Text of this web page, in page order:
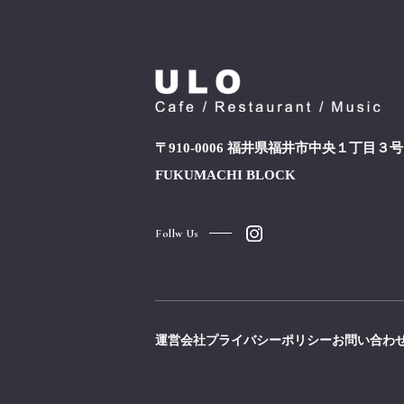
〒910-0006 福井県福井市中央１丁目３
FUKUMACHI BLOCK
Follw Us
運営会社プライバシーポリシーお問い合わ